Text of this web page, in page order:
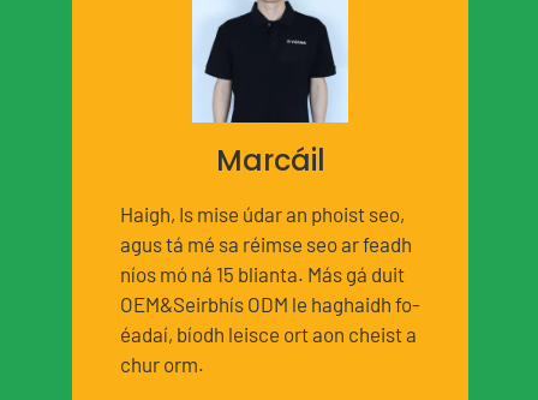
Marcáil
Haigh, Is mise údar an phoist seo,
agus tá mé sa réimse seo ar feadh
níos mó ná 15 blianta. Más gá duit
OEM&Seirbhís ODM le haghaidh fo-
éadaí, bíodh leisce ort aon cheist a
chur orm.